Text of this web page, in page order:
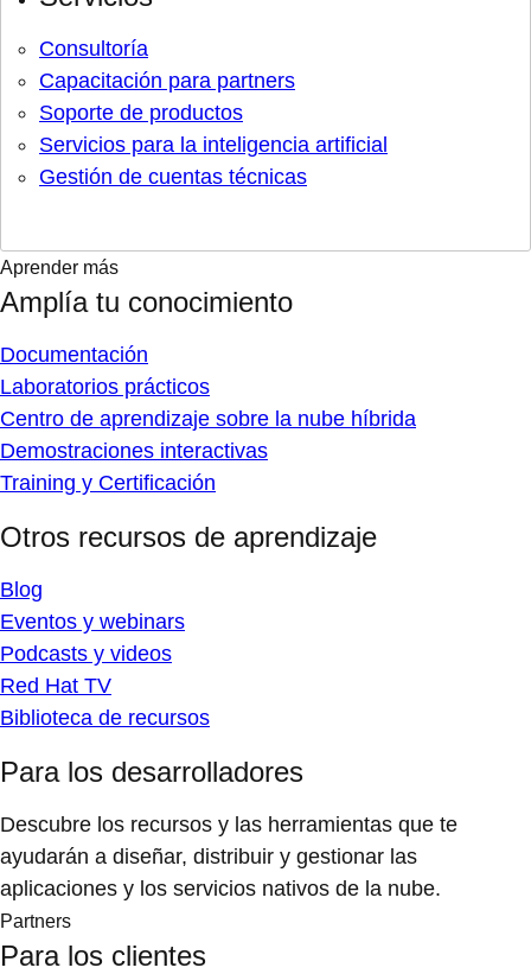
Consultoría
Capacitación para partners
Soporte de productos
Servicios para la inteligencia artificial
Gestión de cuentas técnicas
Aprender más
Amplía tu conocimiento
Documentación
Laboratorios prácticos
Centro de aprendizaje sobre la nube híbrida
Demostraciones interactivas
Training y Certificación
Otros recursos de aprendizaje
Blog
Eventos y webinars
Podcasts y videos
Red Hat TV
Biblioteca de recursos
Para los desarrolladores
Descubre los recursos y las herramientas que te
ayudarán a diseñar, distribuir y gestionar las
aplicaciones y los servicios nativos de la nube.
Partners
Para los clientes